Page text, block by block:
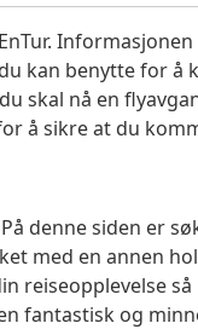
kan benytte for
skal nå en
å sikre at du
denne siden er
med en annen
reiseopplevelse
fantastisk og